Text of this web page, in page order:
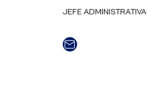
JEFE ADMINISTRATIVA